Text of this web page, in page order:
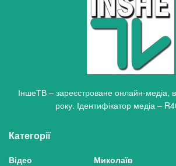
ІншеТВ – зареєстроване онлайн-медіа,
року. Ідентифікатор медіа –
Категорії
Відео
Миколаїв